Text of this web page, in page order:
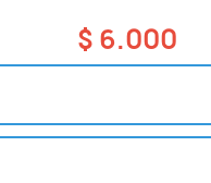
$ 6.000